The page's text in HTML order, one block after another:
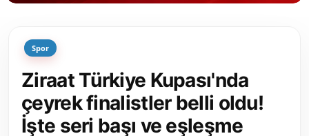
Siyasi Partiler
Yerel Yönetimler
Mülki İdare
Spor
Ziraat Türkiye Kupası'nda
çeyrek finalistler belli oldu!
İşte seri başı ve eşleşme